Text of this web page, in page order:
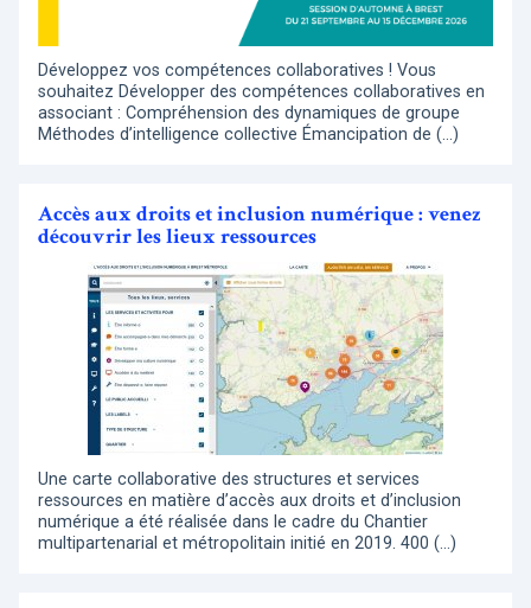
Développez vos compétences collaboratives ! Vous
souhaitez Développer des compétences collaboratives en
associant : Compréhension des dynamiques de groupe
Méthodes d’intelligence collective Émancipation de (…)
Accès aux droits et inclusion numérique : venez
découvrir les lieux ressources
Une carte collaborative des structures et services
ressources en matière d’accès aux droits et d’inclusion
numérique a été réalisée dans le cadre du Chantier
multipartenarial et métropolitain initié en 2019. 400 (…)